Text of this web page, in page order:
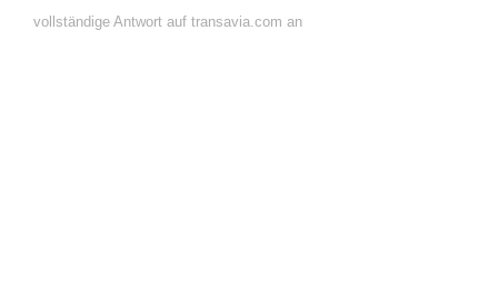
vollständige Antwort auf transavia.com an